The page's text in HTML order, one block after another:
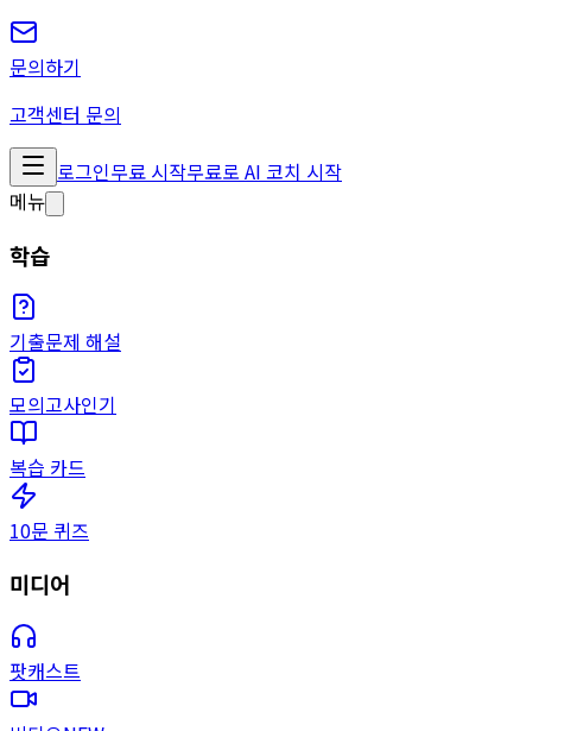
문의하기
고객센터 문의
로그인무료 시작무료로 AI 코치 시작
메뉴
학습
기출문제 해설
모의고사인기
복습 카드
10문 퀴즈
미디어
팟캐스트